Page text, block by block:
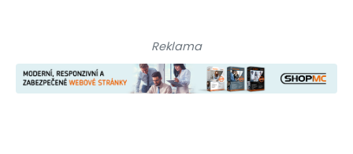
Reklama